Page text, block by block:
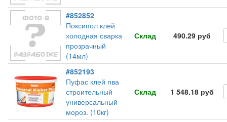
#852852
Поксипол клей
холодная сварка
прозрачный
(14мл)
Склад 490.29 руб
#852193
Пуфас клей пва
строительный
универсальный
мороз. (10кг)
Склад 1 548.18 руб